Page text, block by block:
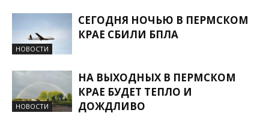
НОВОСТИ
СЕГОДНЯ НОЧЬЮ В ПЕРМСКОМ
КРАЕ СБИЛИ БПЛА
НОВОСТИ
НА ВЫХОДНЫХ В ПЕРМСКОМ
КРАЕ БУДЕТ ТЕПЛО И
ДОЖДЛИВО